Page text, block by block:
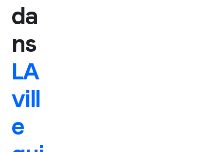
da
ns
LA
vill
e